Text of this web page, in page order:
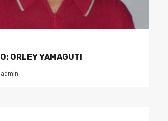
ORLEY YAMAGUTI
admin